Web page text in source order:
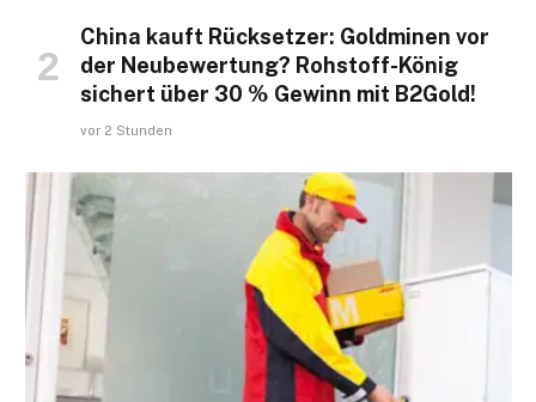
​​​​​​​China kauft Rücksetzer: Goldminen vor
der Neubewertung? Rohstoff-König
sichert über 30 % Gewinn mit B2Gold!
vor 2 Stunden